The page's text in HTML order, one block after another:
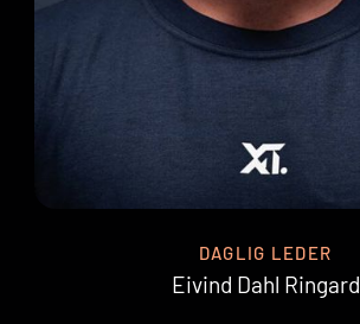
DAGLIG LEDER
Eivind Dahl Ringard